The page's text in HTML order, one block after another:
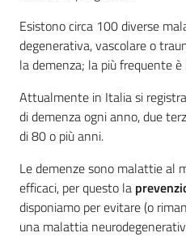
territorio
Studiare
a
Piacenza
Costruiamo
Salute
Esistono circa 100 diverse
degenerativa, vascolare o
la demenza; la più frequente
Attualmente in Italia si
di demenza ogni anno, due
di 80 o più anni.
Le demenze sono malattie al
efficaci, per questo la
disponiamo per evitare (o
una malattia